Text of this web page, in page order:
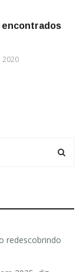
encontrados
2020
redescobrindo